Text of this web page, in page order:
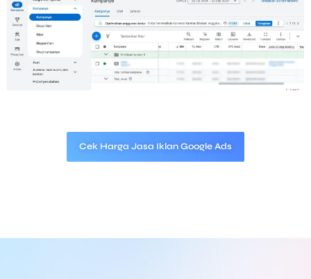
Cek Harga Jasa Iklan Google Ads